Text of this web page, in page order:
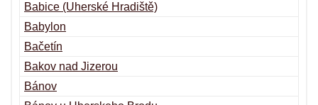
Babice (Uherské Hradiště)
Babylon
Bačetín
Bakov nad Jizerou
Bánov